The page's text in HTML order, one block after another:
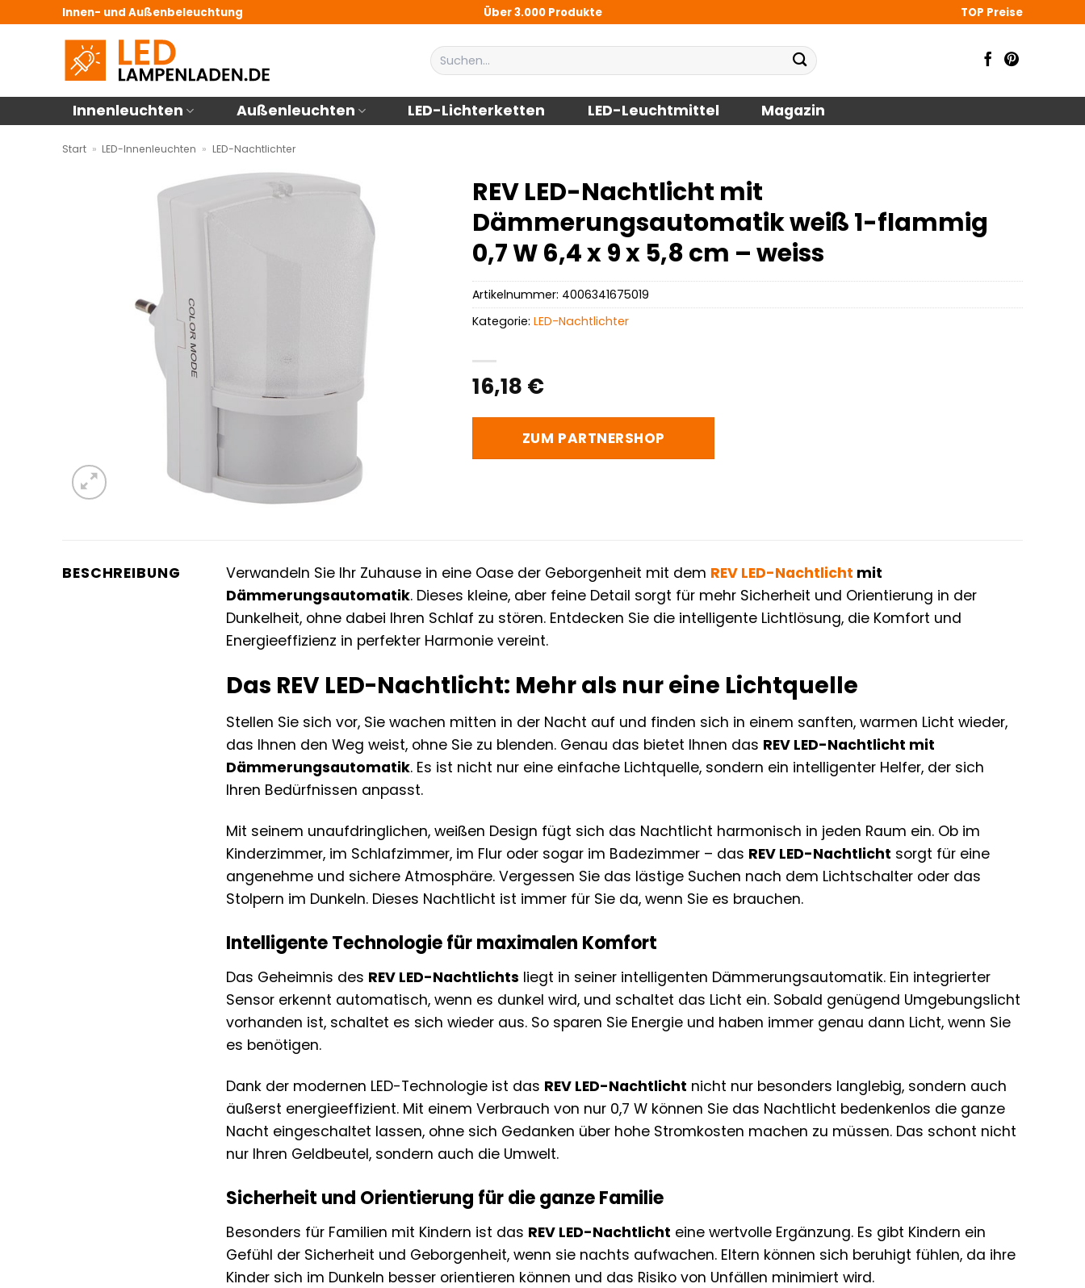
Innen- und Außenbeleuchtung Über 3.000 Produkte TOP Preise
Suchen
nach:
Innenleuchten Außenleuchten LED-Lichterketten LED-Leuchtmittel Magazin
Start » LED-Innenleuchten » LED-Nachtlichter
REV LED-Nachtlicht mit
Dämmerungsautomatik weiß 1-flammig
0,7 W 6,4 x 9 x 5,8 cm – weiss
16,18 €
ZUM PARTNERSHOP
Artikelnummer: 4006341675019
Kategorie:LED-Nachtlichter
BESCHREIBUNG Verwandeln Sie Ihr Zuhause in eine Oase der Geborgenheit mit dem REV LED-Nachtlicht mit
Dämmerungsautomatik. Dieses kleine, aber feine Detail sorgt für mehr Sicherheit und Orientierung in der
Dunkelheit, ohne dabei Ihren Schlaf zu stören. Entdecken Sie die intelligente Lichtlösung, die Komfort und
Energieeffizienz in perfekter Harmonie vereint.
Das REV LED-Nachtlicht: Mehr als nur eine Lichtquelle
Stellen Sie sich vor, Sie wachen mitten in der Nacht auf und finden sich in einem sanften, warmen Licht wieder,
das Ihnen den Weg weist, ohne Sie zu blenden. Genau das bietet Ihnen das REV LED-Nachtlicht mit
Dämmerungsautomatik. Es ist nicht nur eine einfache Lichtquelle, sondern ein intelligenter Helfer, der sich
Ihren Bedürfnissen anpasst.
Mit seinem unaufdringlichen, weißen Design fügt sich das Nachtlicht harmonisch in jeden Raum ein. Ob im
Kinderzimmer, im Schlafzimmer, im Flur oder sogar im Badezimmer – das REV LED-Nachtlicht sorgt für eine
angenehme und sichere Atmosphäre. Vergessen Sie das lästige Suchen nach dem Lichtschalter oder das
Stolpern im Dunkeln. Dieses Nachtlicht ist immer für Sie da, wenn Sie es brauchen.
Intelligente Technologie für maximalen Komfort
Das Geheimnis des REV LED-Nachtlichts liegt in seiner intelligenten Dämmerungsautomatik. Ein integrierter
Sensor erkennt automatisch, wenn es dunkel wird, und schaltet das Licht ein. Sobald genügend Umgebungslicht
vorhanden ist, schaltet es sich wieder aus. So sparen Sie Energie und haben immer genau dann Licht, wenn Sie
es benötigen.
Dank der modernen LED-Technologie ist das REV LED-Nachtlicht nicht nur besonders langlebig, sondern auch
äußerst energieeffizient. Mit einem Verbrauch von nur 0,7 W können Sie das Nachtlicht bedenkenlos die ganze
Nacht eingeschaltet lassen, ohne sich Gedanken über hohe Stromkosten machen zu müssen. Das schont nicht
nur Ihren Geldbeutel, sondern auch die Umwelt.
Sicherheit und Orientierung für die ganze Familie
Besonders für Familien mit Kindern ist das REV LED-Nachtlicht eine wertvolle Ergänzung. Es gibt Kindern ein
Gefühl der Sicherheit und Geborgenheit, wenn sie nachts aufwachen. Eltern können sich beruhigt fühlen, da ihre
Kinder sich im Dunkeln besser orientieren können und das Risiko von Unfällen minimiert wird.